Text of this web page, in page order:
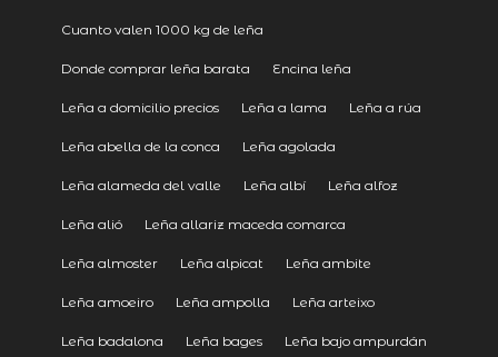
Cuanto valen 1000 kg de leña
Donde comprar leña barata Encina leña
Leña a domicilio precios Leña a lama Leña a rúa
Leña abella de la conca Leña agolada
Leña alameda del valle Leña albí Leña alfoz
Leña alió Leña allariz maceda comarca
Leña almoster Leña alpicat Leña ambite
Leña amoeiro Leña ampolla Leña arteixo
Leña badalona Leña bages Leña bajo ampurdán